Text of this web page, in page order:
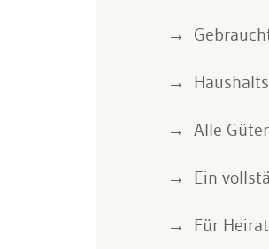
Alle
Ein
Für